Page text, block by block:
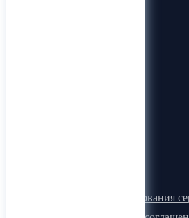
Правила пользования